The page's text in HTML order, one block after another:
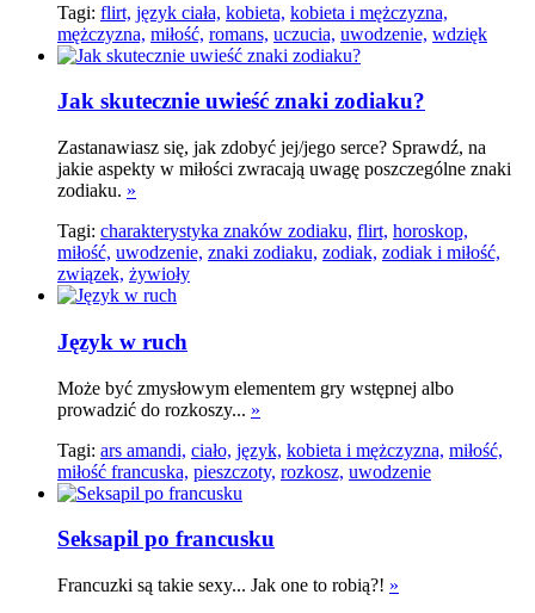
Tagi: flirt, język ciała, kobieta, kobieta i mężczyzna,
mężczyzna, miłość, romans, uczucia, uwodzenie, wdzięk
Jak skutecznie uwieść znaki zodiaku?
Zastanawiasz się, jak zdobyć jej/jego serce? Sprawdź, na
jakie aspekty w miłości zwracają uwagę poszczególne znaki
zodiaku. »
Tagi: charakterystyka znaków zodiaku, flirt, horoskop,
miłość, uwodzenie, znaki zodiaku, zodiak, zodiak i miłość,
związek, żywioły
Język w ruch
Może być zmysłowym elementem gry wstępnej albo
prowadzić do rozkoszy... »
Tagi: ars amandi, ciało, język, kobieta i mężczyzna, miłość,
miłość francuska, pieszczoty, rozkosz, uwodzenie
Seksapil po francusku
Francuzki są takie sexy... Jak one to robią?! »